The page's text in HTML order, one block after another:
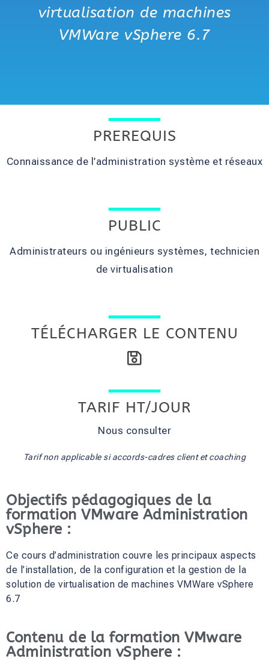
virtualisation de machines
VMWare vSphere 6.7
PREREQUIS
Connaissance de l’administration système et réseaux
PUBLIC
Administrateurs ou ingénieurs systèmes, technicien
de virtualisation
TÉLÉCHARGER LE CONTENU
TARIF HT/JOUR
Nous consulter
Tarif non applicable si accords-cadres client et coaching
Objectifs pédagogiques de la
formation VMware Administration
vSphere :
Ce cours d’administration couvre les principaux aspects
de l’installation, de la configuration et la gestion de la
solution de virtualisation de machines VMWare vSphere
6.7
Contenu de la formation VMware
Administration vSphere :